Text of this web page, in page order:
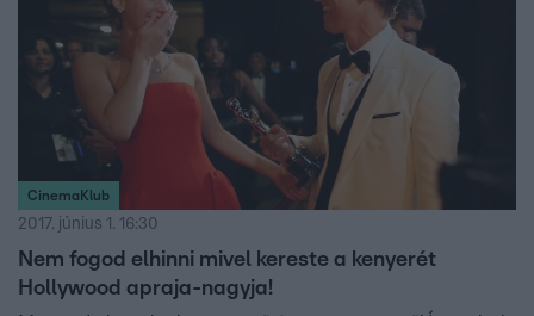
CinemaKlub
2017. június 1. 16:30
Nem fogod elhinni mivel kereste a kenyerét
Hollywood apraja-nagyja!